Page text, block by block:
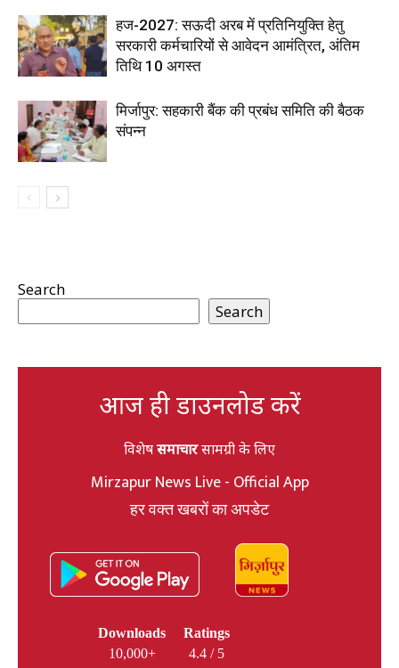
हज-2027: सऊदी अरब में प्रतिनियुक्ति हेतु
सरकारी कर्मचारियों से आवेदन आमंत्रित, अंतिम
तिथि 10 अगस्त
मिर्जापुर: सहकारी बैंक की प्रबंध समिति की बैठक
संपन्न
Search
Search
आज ही डाउनलोड करें
विशेषसमाचारसामग्री के लिए
Mirzapur News Live - Official App
हर वक्त खबरों का अपडेट
Downloads
10,000+
Ratings
4.4 / 5